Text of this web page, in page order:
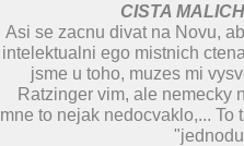
CISTA
Asi se zacnu divat na Novu,
intelektualni ego mistnich
jsme u toho, muzes mi
Ratzinger vim, ale nemecky
mne to nejak nedocvaklo,...